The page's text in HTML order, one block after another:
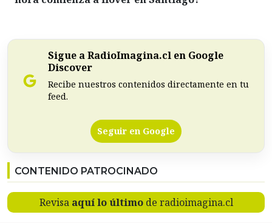
Sigue a RadioImagina.cl en Google
Discover
Recibe nuestros contenidos directamente en tu
feed.
Seguir en Google
CONTENIDO PATROCINADO
Revisa aquí lo últimode radioimagina.cl